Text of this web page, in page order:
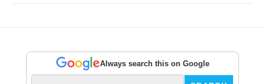
Always search this on Google